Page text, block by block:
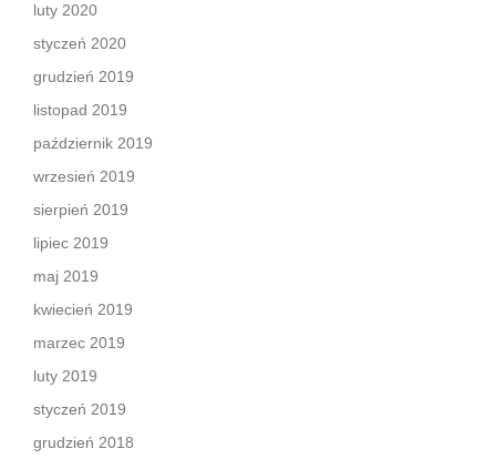
luty 2020
styczeń 2020
grudzień 2019
listopad 2019
październik 2019
wrzesień 2019
sierpień 2019
lipiec 2019
maj 2019
kwiecień 2019
marzec 2019
luty 2019
styczeń 2019
grudzień 2018